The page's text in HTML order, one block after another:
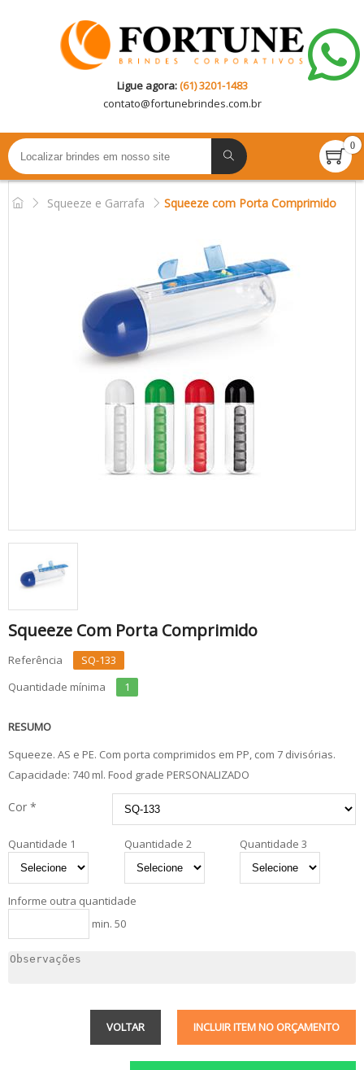
Ligue agora:(61) 3201-1483
contato@fortunebrindes.com.br
0
Squeeze e Garrafa Squeeze com Porta Comprimido
Squeeze Com Porta Comprimido
Referência
SQ-133
Quantidade mínima
1
RESUMO
Squeeze. AS e PE. Com porta comprimidos em PP, com 7 divisórias.
Capacidade: 740 ml. Food grade PERSONALIZADO
Cor *
Quantidade 1 Quantidade 2 Quantidade 3
Informe outra quantidade
min. 50
INCLUIR ITEM NO ORÇAMENTO
VOLTAR